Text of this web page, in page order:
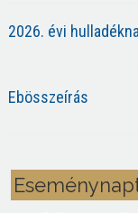
2026. évi
Ebösszeírás